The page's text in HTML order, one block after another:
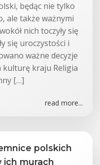
będąc nie tylko
ale także ważnymi
nich toczyły się
się uroczystości i
ważne decyzje
kulturę kraju Religia
[…]
read more...
polskich
ich murach